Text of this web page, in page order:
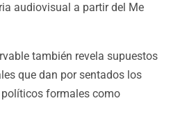
audiovisual a partir del Me
también revela supuestos
que dan por sentados los
formales como